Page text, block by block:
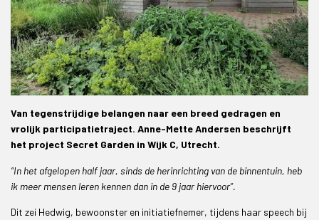
Van tegenstrijdige belangen naar een breed gedragen en
vrolijk participatietraject. Anne-Mette Andersen beschrijft
het project Secret Garden in Wijk C, Utrecht.
“In het afgelopen half jaar, sinds de herinrichting van de binnentuin, heb
ik meer mensen leren kennen dan in de 9 jaar hiervoor”.
Dit zei Hedwig, bewoonster en initiatiefnemer, tijdens haar speech bij